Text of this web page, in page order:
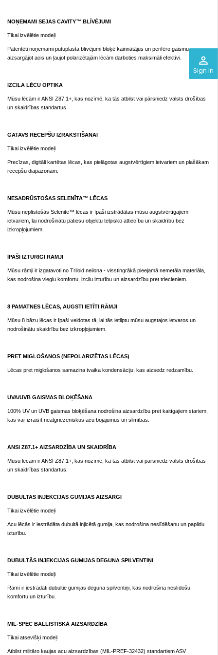
perm_identity
Sign In
NOŅEMAMI SEJAS CAVITY™ BLĪVĒJUMI
Tikai izvēlētie modeļi
Patentēti noņemami putuplasta blīvējumi bloķē kairinātājus un perifēro gaismu,
aizsargājot acis un ļaujot polarizētajām lēcām darboties maksimāli efektīvi.
IZCILA LĒCU OPTIKA
Mūsu lēcām ir ANSI Z87.1+, kas nozīmē, ka tās atbilst vai pārsniedz valsts drošības
un skaidrības standartus
GATAVS RECEPŠU IZRAKSTĪŠANAI
Tikai izvēlētie modeļi
Precīzas, digitāli kartētas lēcas, kas pielāgotas augstvērtīgiem ietvariem un plašākam
recepšu diapazonam.
NESADRŪSTOŠAS SELENĪTA™ LĒCAS
Mūsu neplīstošās Selenite™ lēcas ir īpaši izstrādātas mūsu augstvērtīgajiem
ietvariem, lai nodrošinātu patiesu objektu telpisko attiecību un skaidrību bez
izkropļojumiem.
ĪPAŠI IZTURĪGI RĀMJI
Mūsu rāmji ir izgatavoti no Triloid neilona - visstingrākā pieejamā nemetāla materiāla,
kas nodrošina vieglu komfortu, izcilu izturību un aizsardzību pret triecieniem.
8 PAMATNES LĒCAS, AUGSTI IETĪTI RĀMJI
Mūsu 8 bāzu lēcas ir īpaši veidotas tā, lai tās ietilptu mūsu augstajos ietvaros un
nodrošinātu skaidrību bez izkropļojumiem.
PRET MIGLOŠANOS (NEPOLARIZĒTAS LĒCAS)
Lēcas pret miglošanos samazina tvaika kondensāciju, kas aizsedz redzamību.
UVA/UVB GAISMAS BLOĶĒŠANA
100% UV un UVB gaismas bloķēšana nodrošina aizsardzību pret kaitīgajiem stariem,
kas var izraisīt neatgriezeniskus acu bojājumus un slimības.
ANSI Z87.1+ AIZSARDZĪBA UN SKAIDRĪBA
Mūsu lēcām ir ANSI Z87.1+, kas nozīmē, ka tās atbilst vai pārsniedz valsts drošības
un skaidrības standartus.
DUBULTAS INJEKCIJAS GUMIJAS AIZSARGI
Tikai izvēlētie modeļi
Acu lēcās ir iestrādāta dubultā injicētā gumija, kas nodrošina neslīdēšanu un papildu
izturību.
DUBULTĀS INJEKCIJAS GUMIJAS DEGUNA SPILVENTIŅI
Tikai izvēlētie modeļi
Rāmī ir iestrādāti dubultie gumijas deguna spilventiņi, kas nodrošina neslīdošu
komfortu un izturību.
MIL-SPEC BALLISTISKĀ AIZSARDZĪBA
Tikai atsevišķi modeļi
Atbilst militāro kaujas acu aizsardzības (MIL-PREF-32432) standartiem ASV